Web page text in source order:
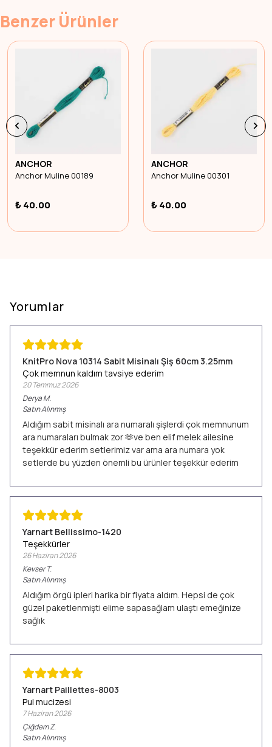
Benzer Ürünler
ANCHOR
Anchor Muline 00189
₺ 40.00
ANCHOR
Anchor Muline 00301
₺ 40.00
Yorumlar
KnitPro Nova 10314 Sabit Misinalı Şiş 60cm 3.25mm
Çok memnun kaldım tavsiye ederim
20 Temmuz 2026
DeryaM.
Satın Alınmış
Aldığım sabit misinalı ara numaralı şişlerdi çok memnunum
ara numaraları bulmak zor 🫶ve ben elif melek ailesine
teşekkür ederim setlerimiz var ama ara numara yok
setlerde bu yüzden önemli bu ürünler teşekkür ederim
Yarnart Bellissimo-1420
Teşekkürler
26 Haziran 2026
Kevser T.
Satın Alınmış
Aldığım örgü ipleri harika bir fiyata aldım. Hepsi de çok
güzel paketlenmişti elime sapasağlam ulaştı emeğinize
sağlık
Yarnart Paillettes-8003
Pul mucizesi
7 Haziran 2026
ÇiğdemZ.
Satın Alınmış